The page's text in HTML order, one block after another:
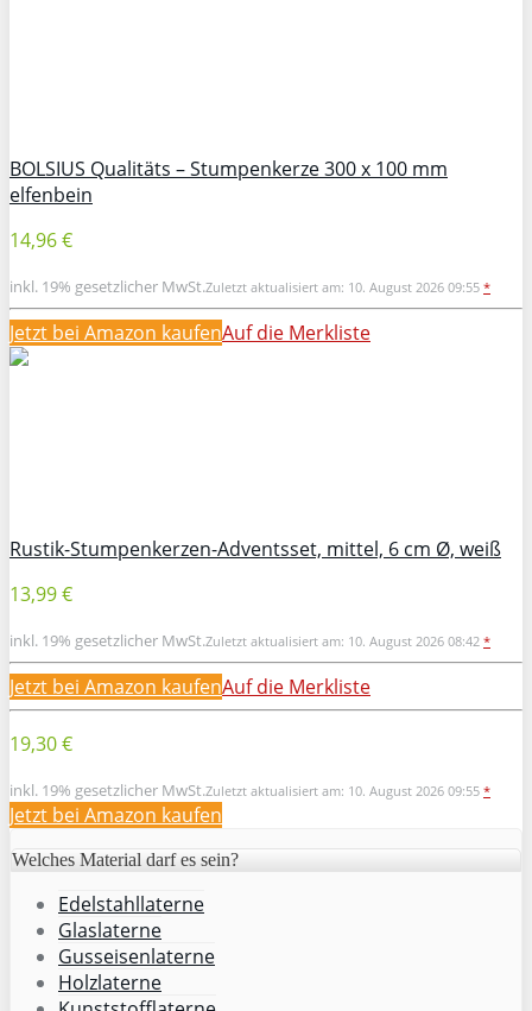
BOLSIUS Qualitäts – Stumpenkerze 300 x 100 mm
elfenbein
14,96 €
inkl. 19% gesetzlicher MwSt.Zuletzt aktualisiert am: 10. August 2026 09:55 *
Jetzt bei Amazon kaufenAuf die Merkliste
Rustik-Stumpenkerzen-Adventsset, mittel, 6 cm Ø, weiß
13,99 €
inkl. 19% gesetzlicher MwSt.Zuletzt aktualisiert am: 10. August 2026 08:42 *
Jetzt bei Amazon kaufenAuf die Merkliste
19,30 €
inkl. 19% gesetzlicher MwSt.Zuletzt aktualisiert am: 10. August 2026 09:55 *
Jetzt bei Amazon kaufen
Welches Material darf es sein?
Edelstahllaterne
Glaslaterne
Gusseisenlaterne
Holzlaterne